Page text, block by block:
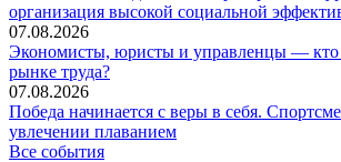
организация высокой социальной
07.08.2026
Экономисты, юристы и управленцы — кто
рынке труда?
07.08.2026
Победа начинается с веры в себя.
увлечении плаванием
Все события